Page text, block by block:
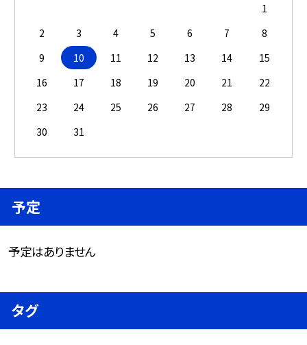
1
2
3 4 5 6 7
8
9
10 11 12 13 14
15
16
17 18 19 20 21
22
23
24 25 26 27 28
29
30
31
予定
予定はありません
タグ